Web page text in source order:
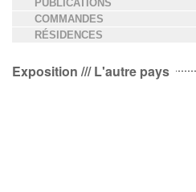
PUBLICATIONS
COMMANDES
RÉSIDENCES
Exposition /// L'autre pays